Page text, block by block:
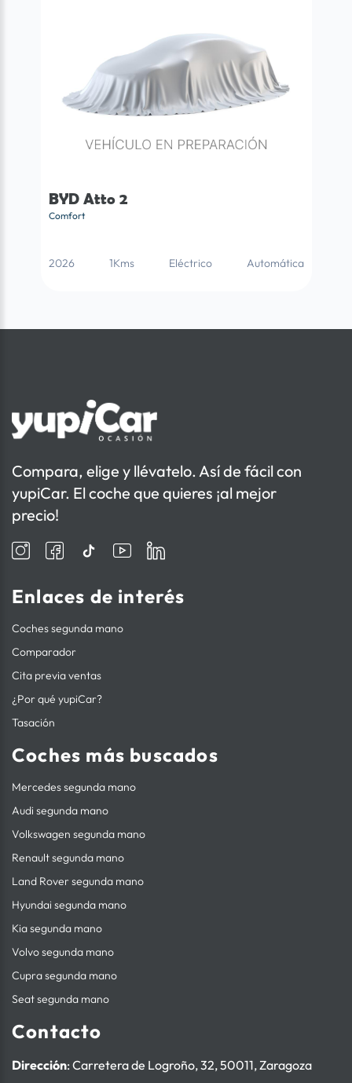
BYD Atto 2
Comfort
2026 1Kms Eléctrico Automática
Compara, elige y llévatelo. Así de fácil con
yupiCar. El coche que quieres ¡al mejor
precio!
Enlaces de interés
Coches segunda mano
Comparador
Cita previa ventas
¿Por qué yupiCar?
Tasación
Coches más buscados
Mercedes segunda mano
Audi segunda mano
Volkswagen segunda mano
Renault segunda mano
Land Rover segunda mano
Hyundai segunda mano
Kia segunda mano
Volvo segunda mano
Cupra segunda mano
Seat segunda mano
Contacto
Dirección: Carretera de Logroño, 32, 50011, Zaragoza